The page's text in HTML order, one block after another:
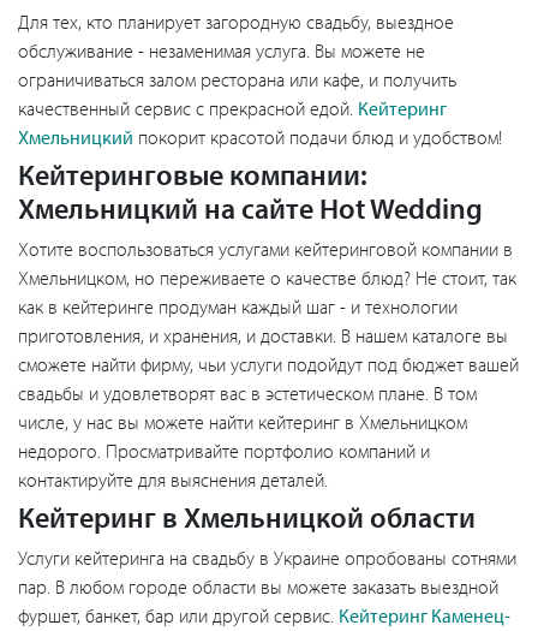
Для тех, кто планирует загородную свадьбу, выездное
обслуживание - незаменимая услуга. Вы можете не
ограничиваться залом ресторана или кафе, и получить
качественный сервис с прекрасной едой. Кейтеринг
Хмельницкий покорит красотой подачи блюд и удобством!
Кейтеринговые компании:
Хмельницкий на сайте Hot Wedding
Хотите воспользоваться услугами кейтеринговой компании в
Хмельницком, но переживаете о качестве блюд? Не стоит, так
как в кейтеринге продуман каждый шаг - и технологии
приготовления, и хранения, и доставки. В нашем каталоге вы
сможете найти фирму, чьи услуги подойдут под бюджет вашей
свадьбы и удовлетворят вас в эстетическом плане. В том
числе, у нас вы можете найти кейтеринг в Хмельницком
недорого. Просматривайте портфолио компаний и
контактируйте для выяснения деталей.
Кейтеринг в Хмельницкой области
Услуги кейтеринга на свадьбу в Украине опробованы сотнями
пар. В любом городе области вы можете заказать выездной
фуршет, банкет, бар или другой сервис. Кейтеринг Каменец-